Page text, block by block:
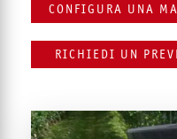
CONFIGURA UNA